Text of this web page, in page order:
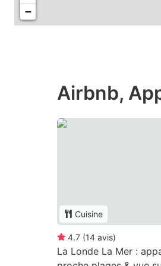
−
Airbnb,
Cuisine
4.7 (14 avis)
La Londe La Mer :